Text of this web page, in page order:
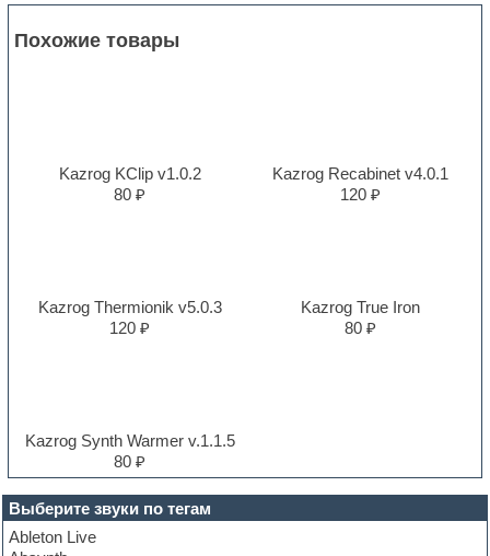
Выберите звуки по тегам
Ableton Live
Похожие товары
Kazrog KClip v1.0.2
80 ₽
Kazrog Recabinet v4.0.1
120 ₽
Kazrog Thermionik v5.0.3
120 ₽
Kazrog True Iron
80 ₽
Kazrog Synth Warmer v.1.1.5
80 ₽